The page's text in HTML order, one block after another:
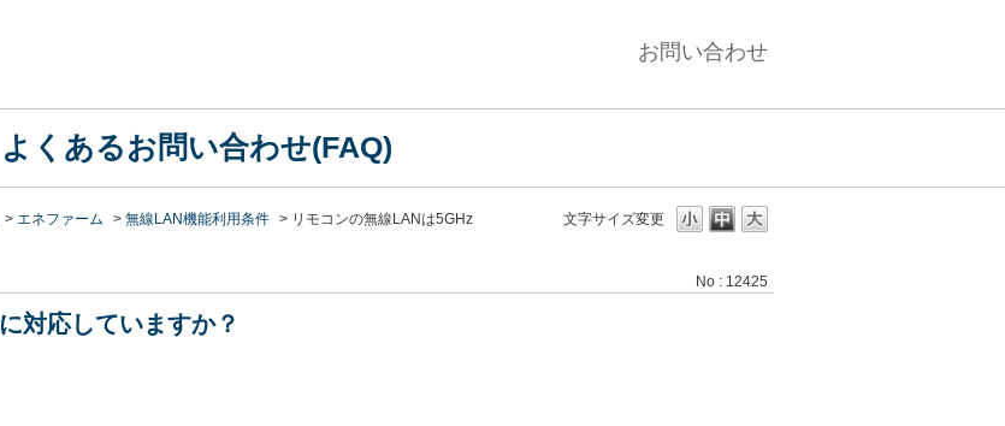
お問い合わせ
よくあるお問い合わせ(FAQ)
文字サイズ変更
> エネファーム > 無線LAN機能利用条件 > リモコンの無線LANは5GHz
No : 12425
対応していますか？